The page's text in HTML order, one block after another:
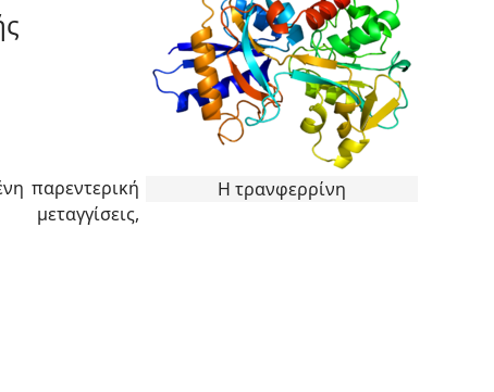
Η τρανφερρίνη
παρεντερική